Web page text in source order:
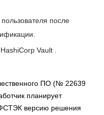
после
Vault .
ПО (№ 22639
планирует
версию решения